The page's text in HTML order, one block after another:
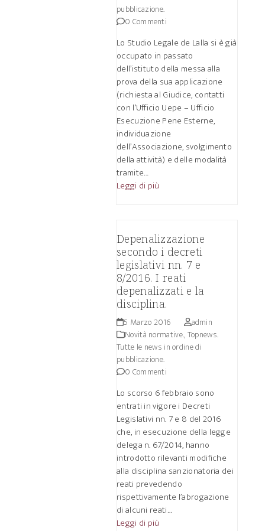
pubblicazione.
0 Commenti
Lo Studio Legale de Lalla si è già
occupato in passato
dell’istituto della messa alla
prova della sua applicazione
(richiesta al Giudice, contatti
con l’Ufficio Uepe – Ufficio
Esecuzione Pene Esterne,
individuazione
dell’Associazione, svolgimento
della attività) e delle modalità
tramite…
Leggi di più
Depenalizzazione
secondo i decreti
legislativi nn. 7 e
8/2016. I reati
depenalizzati e la
disciplina.
5 Marzo 2016
admin
Novità normative.,Topnews.
Tutte le news in ordine di
pubblicazione.
0 Commenti
Lo scorso 6 febbraio sono
entrati in vigore i Decreti
Legislativi nn. 7 e 8 del 2016
che, in esecuzione della legge
delega n. 67/2014, hanno
introdotto rilevanti modifiche
alla disciplina sanzionatoria dei
reati prevedendo
rispettivamente l’abrogazione
di alcuni reati…
Leggi di più